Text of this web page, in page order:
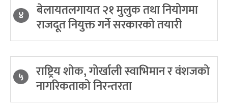
४ बेलायतलगायत २१ मुलुक तथा नियोगमा
राजदूत नियुक्त गर्ने सरकारको तयारी
५ राष्ट्रिय शोक, गोर्खाली स्वाभिमान र वंशजको
नागरिकताको निरन्तरता